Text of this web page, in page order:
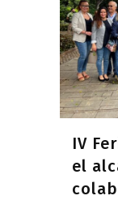
IV
el